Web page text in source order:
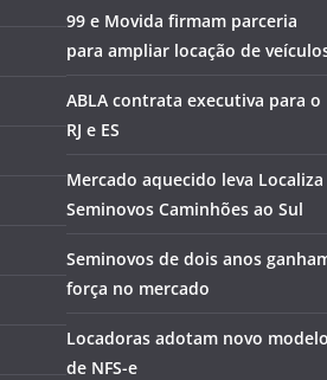
99 e Movida firmam parceria
para ampliar locação de
ABLA contrata executiva para o
RJ e ES
Mercado aquecido leva Localiza
Seminovos Caminhões ao Sul
Seminovos de dois anos
força no mercado
Locadoras adotam novo modelo
de NFS-e